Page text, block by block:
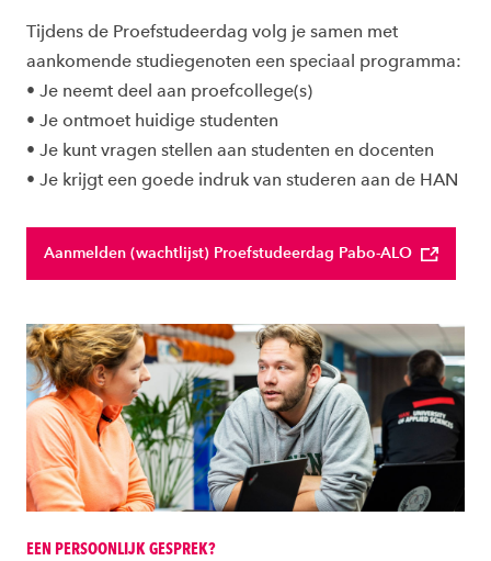
Tijdens de Proefstudeerdag volg je samen met
aankomende studiegenoten een speciaal programma:
• Je neemt deel aan proefcollege(s)
• Je ontmoet huidige studenten
• Je kunt vragen stellen aan studenten en docenten
• Je krijgt een goede indruk van studeren aan de HAN
Aanmelden (wachtlijst) Proefstudeerdag Pabo-ALO
EEN PERSOONLIJK GESPREK?